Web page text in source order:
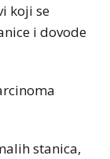
koji se
i dovode
stanica,